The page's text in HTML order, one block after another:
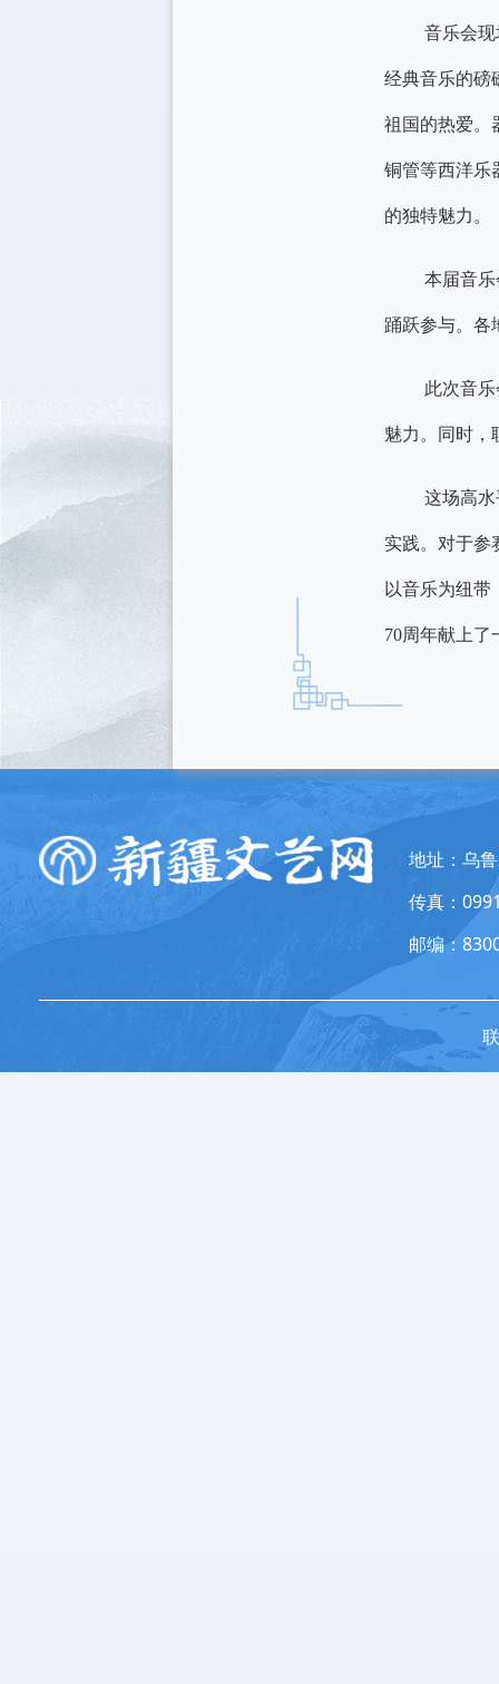
音乐会
经典音乐的磅
祖国的热爱。
铜管等西洋乐
的独特魅力。
本届音
踊跃参与。各
此次音乐
魅力。同时，
这场高
实践。对于参
以音乐为纽
70周年献上了
地址：乌
传真：
邮编：